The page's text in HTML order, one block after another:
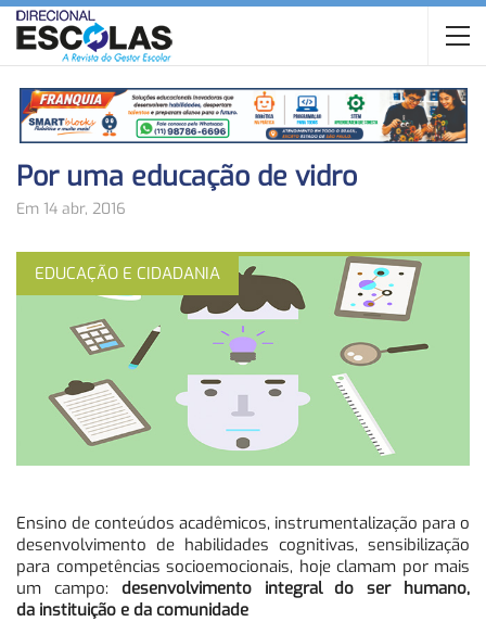
Por uma educação de vidro
Em 14 abr, 2016
EDUCAÇÃO E CIDADANIA
Ensino de conteúdos acadêmicos, instrumentalização para o
desenvolvimento de habilidades cognitivas, sensibilização
para competências socioemocionais, hoje clamam por mais
um campo: desenvolvimento integral do ser humano,
da instituição e da comunidade